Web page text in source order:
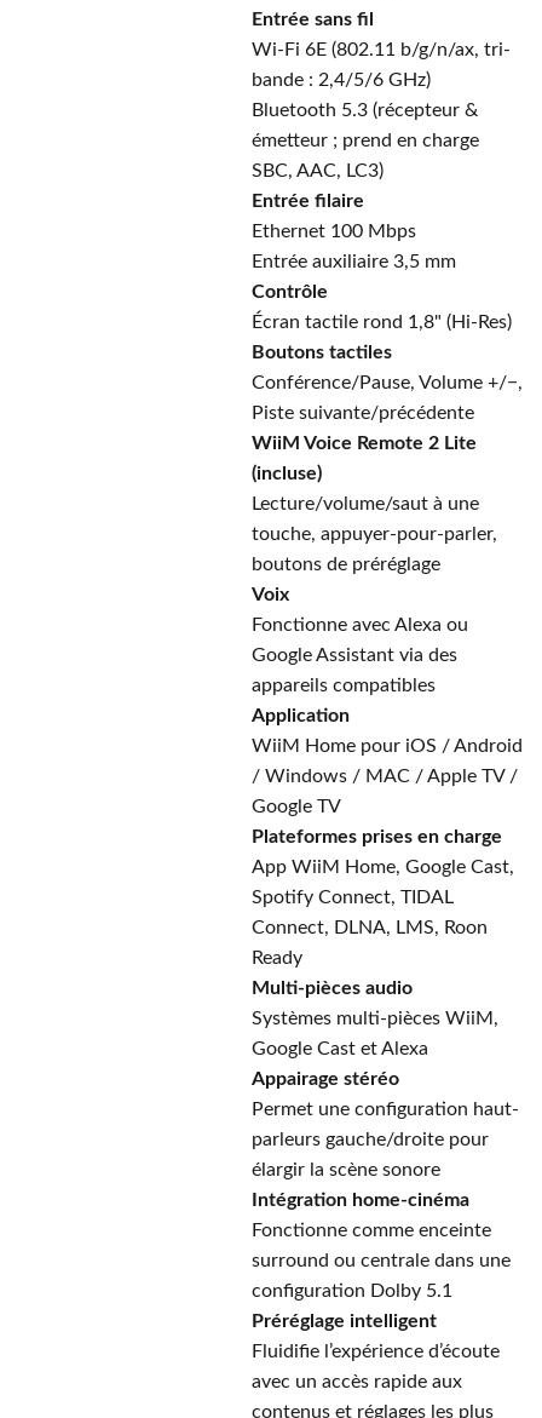
Entrée sans fil
Wi-Fi 6E (802.11 b/g/n/ax, tri-
bande : 2,4/5/6 GHz)
Bluetooth 5.3 (récepteur &
émetteur ; prend en charge
SBC, AAC, LC3)
Entrée filaire
Ethernet 100 Mbps
Entrée auxiliaire 3,5 mm
Contrôle
Écran tactile rond 1,8" (Hi-Res)
Boutons tactiles
Conférence/Pause, Volume +/−,
Piste suivante/précédente
WiiM Voice Remote 2 Lite
(incluse)
Lecture/volume/saut à une
touche, appuyer-pour-parler,
boutons de préréglage
Voix
Fonctionne avec Alexa ou
Google Assistant via des
appareils compatibles
Application
WiiM Home pour iOS / Android
/ Windows / MAC / Apple TV /
Google TV
Plateformes prises en charge
App WiiM Home, Google Cast,
Spotify Connect, TIDAL
Connect, DLNA, LMS, Roon
Ready
Multi-pièces audio
Systèmes multi-pièces WiiM,
Google Cast et Alexa
Appairage stéréo
Permet une configuration haut-
parleurs gauche/droite pour
élargir la scène sonore
Intégration home-cinéma
Fonctionne comme enceinte
surround ou centrale dans une
configuration Dolby 5.1
Préréglage intelligent
Fluidifie l’expérience d’écoute
avec un accès rapide aux
contenus et réglages les plus